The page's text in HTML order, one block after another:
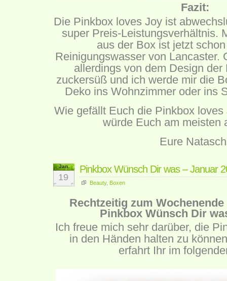
Fazit:
Die Pinkbox loves Joy ist
super Preis-Leistungsverhältnis.
aus der Box ist jetzt
Reinigungswasser von Lancaster.
allerdings von dem Design
zuckersüß und ich werde mir die
Deko ins Wohnzimmer oder ins
Wie gefällt Euch die Pinkbox
würde Euch am meisten
Eure Natasch
Jan.
19
Pinkbox Wünsch Dir was – Januar
Beauty, Boxen
Rechtzeitig zum
Pinkbox Wünsch Dir
Ich freue mich sehr darüber, die
in den Händen halten zu
erfahrt Ihr im